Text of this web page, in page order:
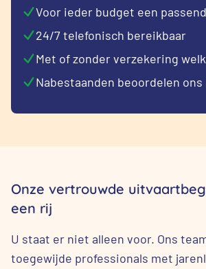
Voor ieder budget een
24/7 telefonisch bereikbaar
Met of zonder verzekering
Nabestaanden beoordelen ons
Onze vertrouwde
een rij
U staat er niet alleen voor. Ons
toegewijde professionals met